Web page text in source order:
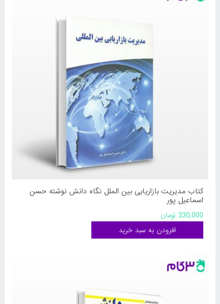
کتاب مدیریت بازاریابی بین الملل نگاه دانش نوشته حسن
اسماعیل پور
330,000 تومان